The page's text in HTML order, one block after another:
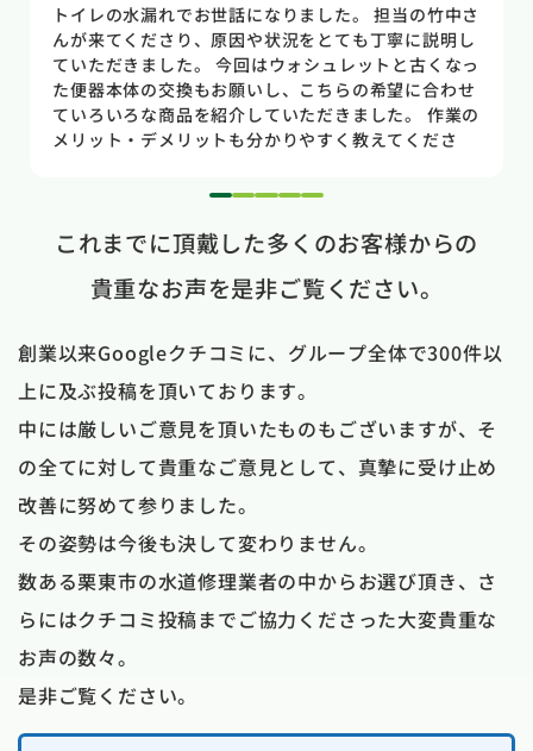
トイレの水漏れがあり来ていただきました。水漏れ箇
所もすぐに判明しました。10数年使用していた一体型
のトイレだった為使いやすさ等しっかりと説明してい
ただき交換する事になりました。正直痛い出費でした
が発見が早かったので壁や床の工事を考えるとまだ費
用は抑えれました。今回担当して頂いた竹中さんは人
た。 今回は2階のトイレでしたが、1階のトイレも修
た。
1 2 3 4 5
これまでに頂戴した多くのお客様からの
貴重なお声を是非ご覧ください。
創業以来Googleクチコミに、グループ全体で300件以
上に及ぶ投稿を頂いております。
中には厳しいご意見を頂いたものもございますが、そ
の全てに対して貴重なご意見として、真摯に受け止め
改善に努めて参りました。
その姿勢は今後も決して変わりません。
数ある栗東市の水道修理業者の中からお選び頂き、さ
らにはクチコミ投稿までご協力くださった大変貴重な
お声の数々。
是非ご覧ください。